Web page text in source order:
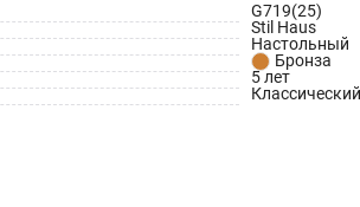
G719(25)
Stil Haus
Настольный
Бронза
5 лет
Классический